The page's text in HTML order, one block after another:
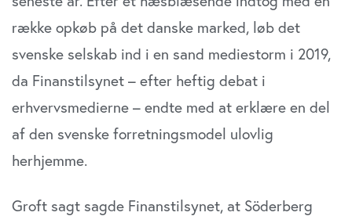
række opkøb på det danske marked, løb det
svenske selskab ind i en sand mediestorm i 2019,
da Finanstilsynet – efter heftig debat i
erhvervsmedierne – endte med at erklære en del
af den svenske forretningsmodel ulovlig
herhjemme.
Groft sagt sagde Finanstilsynet, at Söderberg